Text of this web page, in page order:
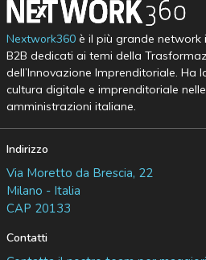
Nextwork360è il più grande network
B2B dedicati ai temi della
dell’Innovazione Imprenditoriale. Ha
cultura digitale e imprenditoriale
amministrazioni italiane.
Indirizzo
Via Moretto da Brescia, 22
Milano - Italia
CAP 20133
Contatti